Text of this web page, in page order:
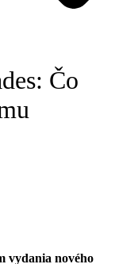
Čo
vydania nového